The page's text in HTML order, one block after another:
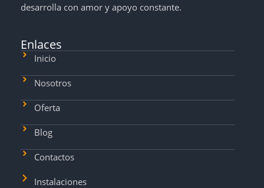
desarrolla con amor y apoyo constante.
Enlaces
Inicio
Nosotros
Oferta
Blog
Contactos
Instalaciones